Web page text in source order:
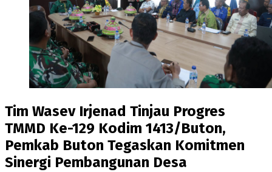
Tim Wasev Irjenad Tinjau Progres
TMMD Ke-129 Kodim 1413/Buton,
Pemkab Buton Tegaskan Komitmen
Sinergi Pembangunan Desa